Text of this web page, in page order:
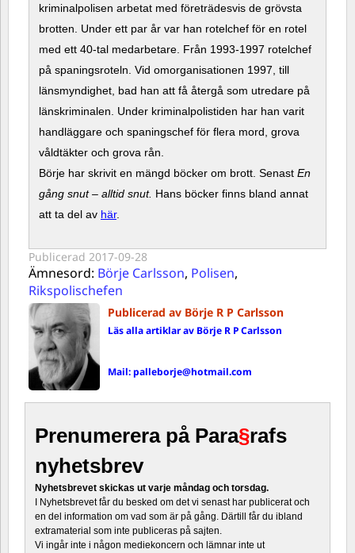
kriminalpolisen arbetat med företrädesvis de grövsta
brotten. Under ett par år var han rotelchef för en rotel
med ett 40-tal medarbetare. Från 1993-1997 rotelchef
på spaningsroteln. Vid omorganisationen 1997, till
länsmyndighet, bad han att få återgå som utredare på
länskriminalen. Under kriminalpolistiden har han varit
handläggare och spaningschef för flera mord, grova
våldtäkter och grova rån.
Börje har skrivit en mängd böcker om brott. Senast En
gång snut – alltid snut. Hans böcker finns bland annat
att ta del av här.
Publicerad 2017-09-28
Ämnesord: Börje Carlsson, Polisen,
Rikspolischefen
Publicerad av Börje R P Carlsson
Läs alla artiklar av Börje R P Carlsson
Mail:palleborje@hotmail.com
Prenumerera på Para§rafs
nyhetsbrev
Nyhetsbrevet skickas ut varje måndag och torsdag.
I Nyhetsbrevet får du besked om det vi senast har publicerat och
en del information om vad som är på gång. Därtill får du ibland
extramaterial som inte publiceras på sajten.
Vi ingår inte i någon mediekoncern och lämnar inte ut